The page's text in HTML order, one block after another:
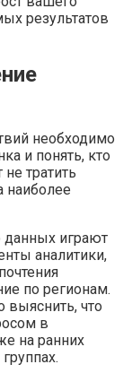
результатов
необходимо
и понять, кто
тратить
наиболее
данных играют
аналитики,
по регионам.
выяснить, что
в
на ранних